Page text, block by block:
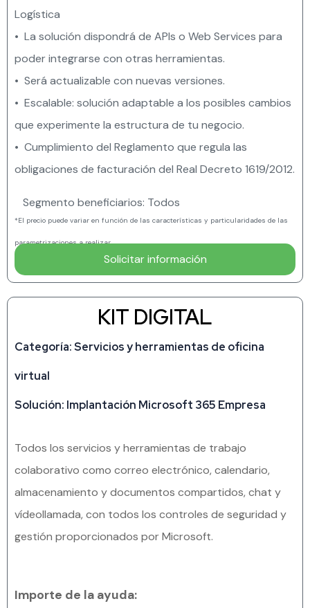
Logística
• La solución dispondrá de APIs o Web Services para
poder integrarse con otras herramientas.
• Será actualizable con nuevas versiones.
• Escalable: solución adaptable a los posibles cambios
que experimente la estructura de tu negocio.
• Cumplimiento del Reglamento que regula las
obligaciones de facturación del Real Decreto 1619/2012.
Segmento beneficiarios: Todos
*El precio puede variar en función de las características y particularidades de las
parametrizaciones a realizar.
Solicitar información
KIT DIGITAL
Categoría: Servicios y herramientas de oficina
virtual
Solución: Implantación Microsoft 365 Empresa
Todos los servicios y herramientas de trabajo
colaborativo como correo electrónico, calendario,
almacenamiento y documentos compartidos, chat y
vídeollamada, con todos los controles de seguridad y
gestión proporcionados por Microsoft.
Importe de la ayuda: